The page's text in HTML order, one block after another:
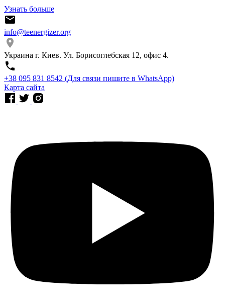
Узнать больше
info@teenergizer.org
Украина г. Киев. Ул. Борисоглебская 12, офис 4.
⁨+38 095 831 8542⁩ (Для связи пишите в WhatsApp)
Карта сайта